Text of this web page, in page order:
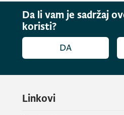
Da li vam je sadržaj
koristi?
DA
Linkovi